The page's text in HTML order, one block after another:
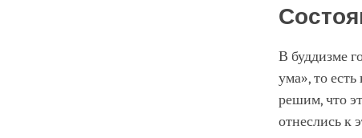
В буддизме
ума», то
решим, что
отнеслись к